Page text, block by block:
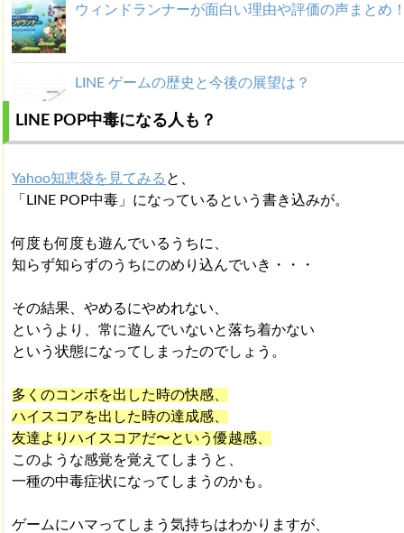
ウィンドランナーが面白い理由や評価の声まとめ
LINE ゲームの歴史と今後の展望は？
LINE POP中毒になる人も？
Yahoo知恵袋を見てみる と、
「LINE POP中毒」になっているという書き込みが。
何度も何度も遊んでいるうちに、
知らず知らずのうちにのめり込んでいき・・・
その結果、やめるにやめれない、
というより、常に遊んでいないと落ち着かない
という状態になってしまったのでしょう。
多くのコンボを出した時の快感、
ハイスコアを出した時の達成感、
友達よりハイスコアだ〜という優越感、
このような感覚を覚えてしまうと、
一種の中毒症状になってしまうのかも。
ゲームにハマってしまう気持ちはわかりますが、